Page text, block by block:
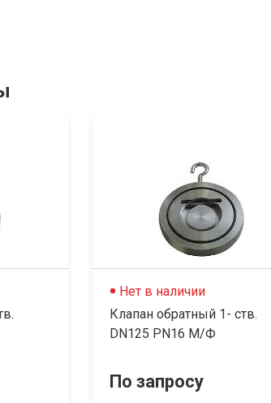
Нет в наличии
Клапан обратный 1- ств.
DN125 PN16 М/Ф
По запросу